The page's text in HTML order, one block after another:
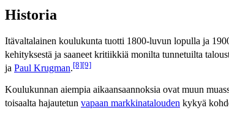
Historia
Itävaltalainen koulukunta tuotti 1800-luvun lopulla ja
kehityksestä ja saaneet kritiikkiä monilta tunnetuilta
ja Paul Krugman.[8][9]
Koulukunnan aiempia aikaansaannoksia ovat muun
toisaalta hajautetun vapaan markkinatalouden kykyä